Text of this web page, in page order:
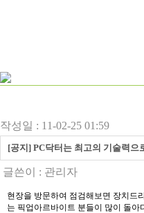
작성일 : 11-02-25 01:59
[공지] PC닥터는 최고의 기술력으
글쓴이 : 관리자
현장을 방문하여 점검해보면 장치드
는 픽업아르바이트 분들이 많이 돌아